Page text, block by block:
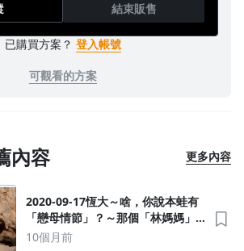
結束販售
已購買方案？ 登入帳號
可觀看的方案
內容 更多內容
2020-09-17恆大～啥，你說本蛙有
「戀母情節」？～那個「林媽媽」
說咱暗戀她？呃，她有美胸兼長腿
10個月前
去逛逛